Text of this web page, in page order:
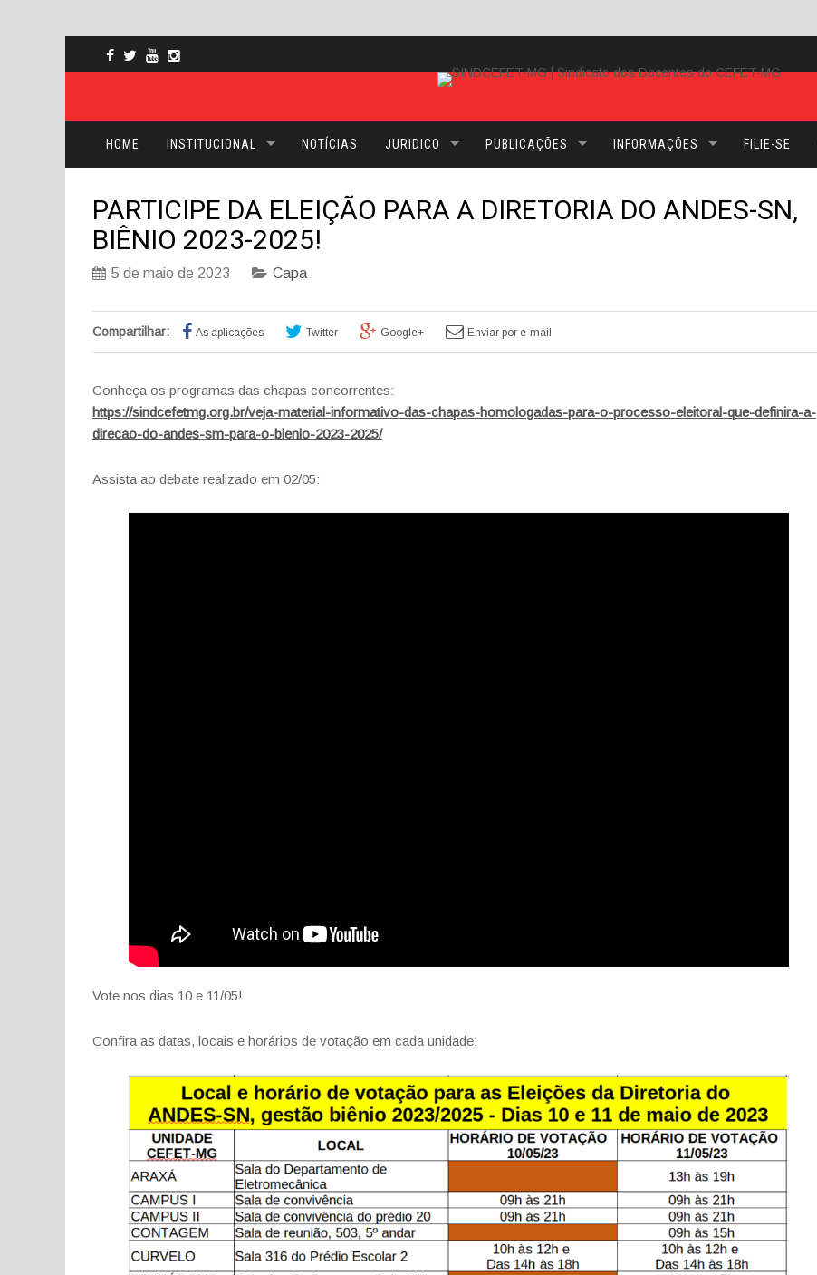
HOME INSTITUCIONAL NOTÍCIAS JURIDICO PUBLICAÇÕES INFORMAÇÕES FILIE-SE
PARTICIPE DA ELEIÇÃO PARA A DIRETORIA DO ANDES-SN,
BIÊNIO 2023-2025!
5 de maio de 2023 Capa
Compartilhar: As aplicações Twitter Google+ Enviar por e-mail
Conheça os programas das chapas concorrentes:
https://sindcefetmg.org.br/veja-material-informativo-das-chapas-homologadas-para-o-processo-eleitoral-que-definira-a-
direcao-do-andes-sm-para-o-bienio-2023-2025/
Assista ao debate realizado em 02/05:
Vote nos dias 10 e 11/05!
Confira as datas, locais e horários de votação em cada unidade: